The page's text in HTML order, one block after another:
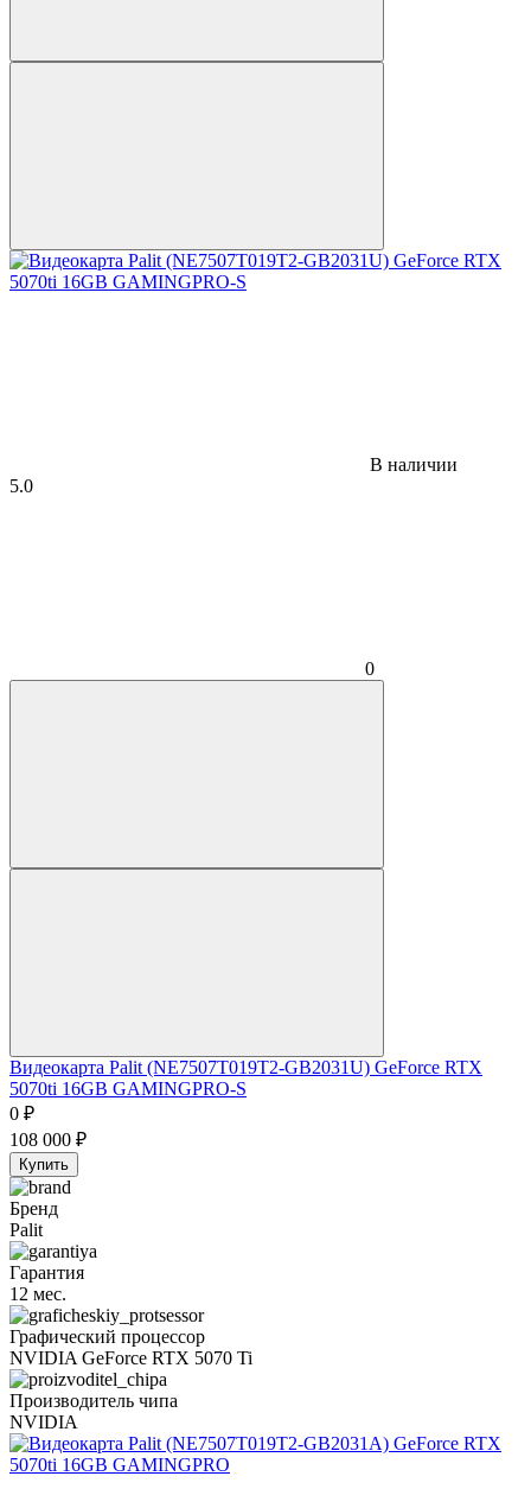
В наличии
5.0
0
Видеокарта Palit (NE7507T019T2-GB2031U) GeForce RTX
5070ti 16GB GAMINGPRO-S
0 ₽
108 000 ₽
Купить
Бренд
Palit
Гарантия
12 мес.
Графический процессор
NVIDIA GeForce RTX 5070 Ti
Производитель чипа
NVIDIA